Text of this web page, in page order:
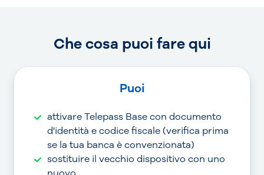
Che cosa puoi fare qui
Puoi
attivare Telepass Base con documento
d'identità e codice fiscale (verifica prima
se la tua banca è convenzionata)
sostituire il vecchio dispositivo con uno